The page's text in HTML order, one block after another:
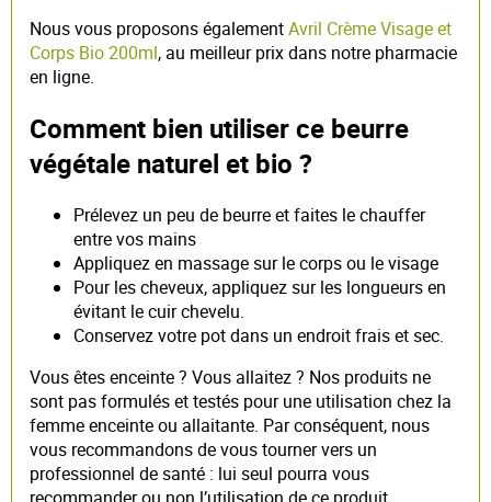
Nous vous proposons égalementAvril Crème Visage et
Corps Bio 200ml, au meilleur prix dans notre pharmacie
en ligne.
Comment bien utiliser ce beurre
végétale naturel et bio ?
Prélevez un peu de beurre et faites le chauffer
entre vos mains
Appliquez en massage sur le corps ou le visage
Pour les cheveux, appliquez sur les longueurs en
évitant le cuir chevelu.
Conservez votre pot dans un endroit frais et sec.
Vous êtes enceinte ? Vous allaitez ? Nos produits ne
sont pas formulés et testés pour une utilisation chez la
femme enceinte ou allaitante. Par conséquent, nous
vous recommandons de vous tourner vers un
professionnel de santé : lui seul pourra vous
recommander ou non l’utilisation de ce produit.